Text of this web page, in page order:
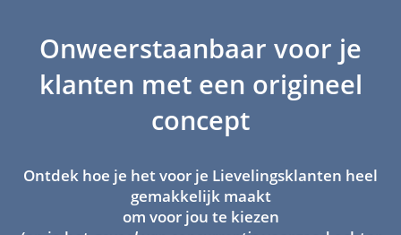
Onweerstaanbaar voor je
klanten met een origineel
concept
Ontdek hoe je het voor je Lievelingsklanten heel
gemakkelijk maakt
om voor jou te kiezen